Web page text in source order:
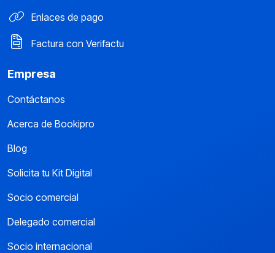
Enlaces de pago
Factura con Verifactu
Empresa
Contáctanos
Acerca de Bookipro
Blog
Solicita tu Kit Digital
Socio comercial
Delegado comercial
Socio internacional